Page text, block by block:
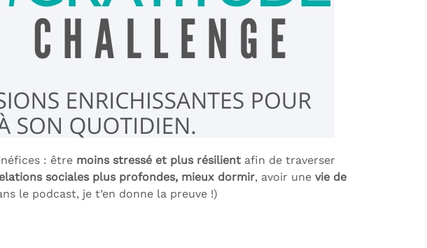
: être moins stressé et plus résilient afin de traverser
sociales plus profondes, mieux dormir, avoir une vie de
le podcast, je t’en donne la preuve !)